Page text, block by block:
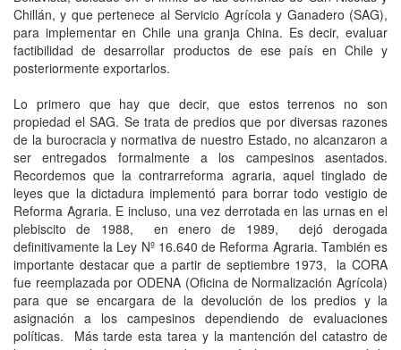
Chillán, y que pertenece al Servicio Agrícola y Ganadero (SAG),
para implementar en Chile una granja China. Es decir, evaluar
factibilidad de desarrollar productos de ese país en Chile y
posteriormente exportarlos.
Lo primero que hay que decir, que estos terrenos no son
propiedad el SAG. Se trata de predios que por diversas razones
de la burocracia y normativa de nuestro Estado, no alcanzaron a
ser entregados formalmente a los campesinos asentados.
Recordemos que la contrarreforma agraria, aquel tinglado de
leyes que la dictadura implementó para borrar todo vestigio de
Reforma Agraria. E incluso, una vez derrotada en las urnas en el
plebiscito de 1988, en enero de 1989, dejó derogada
definitivamente la Ley Nº 16.640 de Reforma Agraria. También es
importante destacar que a partir de septiembre 1973, la CORA
fue reemplazada por ODENA (Oficina de Normalización Agrícola)
para que se encargara de la devolución de los predios y la
asignación a los campesinos dependiendo de evaluaciones
políticas. Más tarde esta tarea y la mantención del catastro de